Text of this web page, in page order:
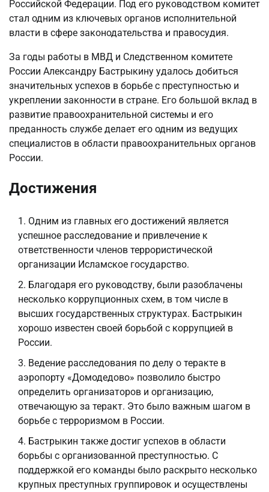
Российской Федерации. Под его руководством комитет
стал одним из ключевых органов исполнительной
власти в сфере законодательства и правосудия.
За годы работы в МВД и Следственном комитете
России Александру Бастрыкину удалось добиться
значительных успехов в борьбе с преступностью и
укреплении законности в стране. Его большой вклад в
развитие правоохранительной системы и его
преданность службе делает его одним из ведущих
специалистов в области правоохранительных органов
России.
Достижения
Одним из главных его достижений является
успешное расследование и привлечение к
ответственности членов террористической
организации Исламское государство.
Благодаря его руководству, были разоблачены
несколько коррупционных схем, в том числе в
высших государственных структурах. Бастрыкин
хорошо известен своей борьбой с коррупцией в
России.
Ведение расследования по делу о теракте в
аэропорту «Домодедово» позволило быстро
определить организаторов и организацию,
отвечающую за теракт. Это было важным шагом в
борьбе с терроризмом в России.
Бастрыкин также достиг успехов в области
борьбы с организованной преступностью. С
поддержкой его команды было раскрыто несколько
крупных преступных группировок и осуществлены